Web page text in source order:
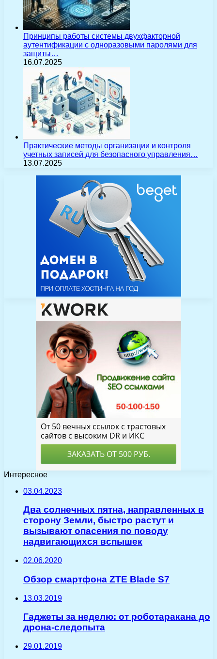
Принципы работы системы двухфакторной
аутентификации с одноразовыми паролями для
защиты…
16.07.2025
Практические методы организации и контроля
учетных записей для безопасного управления…
13.07.2025
Интересное
03.04.2023
Два солнечных пятна, направленных в
сторону Земли, быстро растут и
вызывают опасения по поводу
надвигающихся вспышек
02.06.2020
Обзор смартфона ZTE Blade S7
13.03.2019
Гаджеты за неделю: от роботаракана до
дрона-следопыта
29.01.2019